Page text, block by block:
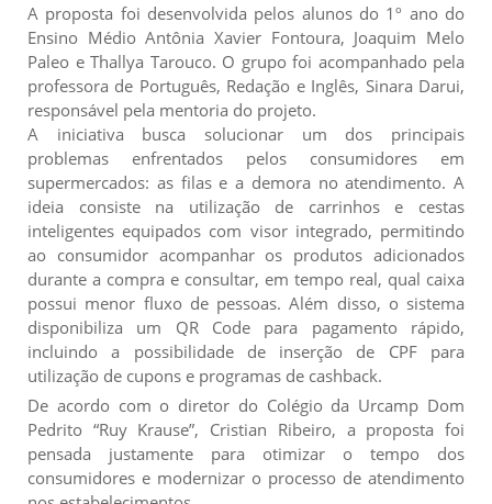
A proposta foi desenvolvida pelos alunos do 1º ano do
Ensino Médio Antônia Xavier Fontoura, Joaquim Melo
Paleo e Thallya Tarouco. O grupo foi acompanhado pela
professora de Português, Redação e Inglês, Sinara Darui,
responsável pela mentoria do projeto.
A iniciativa busca solucionar um dos principais
problemas enfrentados pelos consumidores em
supermercados: as filas e a demora no atendimento. A
ideia consiste na utilização de carrinhos e cestas
inteligentes equipados com visor integrado, permitindo
ao consumidor acompanhar os produtos adicionados
durante a compra e consultar, em tempo real, qual caixa
possui menor fluxo de pessoas. Além disso, o sistema
disponibiliza um QR Code para pagamento rápido,
incluindo a possibilidade de inserção de CPF para
utilização de cupons e programas de cashback.
De acordo com o diretor do Colégio da Urcamp Dom
Pedrito “Ruy Krause”, Cristian Ribeiro, a proposta foi
pensada justamente para otimizar o tempo dos
consumidores e modernizar o processo de atendimento